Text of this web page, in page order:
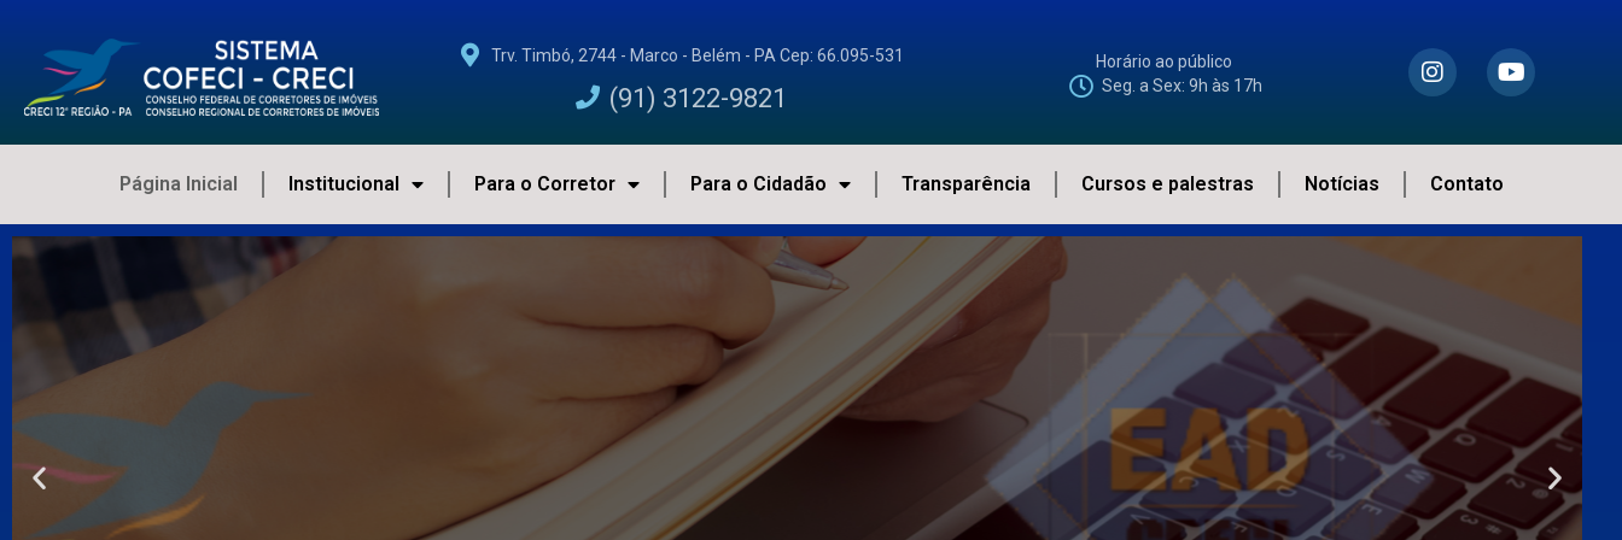
Trv. Timbó, 2744 - Marco - Belém - PA Cep: 66.095-531
(91) 3122-9821
Horário ao público
Seg. a Sex: 9h às 17h
Página Inicial Institucional Para o Corretor Para o Cidadão Transparência Cursos e palestras Notícias Contato